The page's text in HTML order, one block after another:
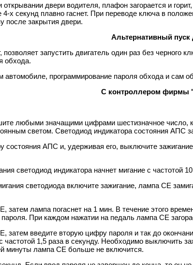
двери водителя, плафон загорается и
х секунд плавно гаснет. При переводе ключа в
после закрытия двери.
Альтернативный пуск
запустить двигатель один раз без черного
обхода.
автомобиле, программирование пароля обхода и сам
С контроллером фирмы
любыми значащими цифрами шестизначное
светом. Светодиод индикатора состояния АПС
состояния АПС и, удерживая его, выключите
светодиод индикатора начнет мигание с частотой
светодиода включите зажигание, лампа СЕ
лампа погаснет на 1 мин. В течение этого
При каждом нажатии на педаль лампа СЕ
затем введите вторую цифру пароля и так до
частотой 1,5 раза в секунду. Необходимо выключить
минуты лампа СЕ больше не включится.